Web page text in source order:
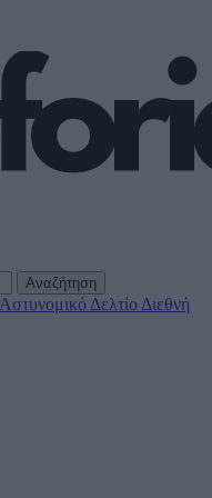
Αναζήτηση
Αστυνομικό Δελτίο Διεθνή